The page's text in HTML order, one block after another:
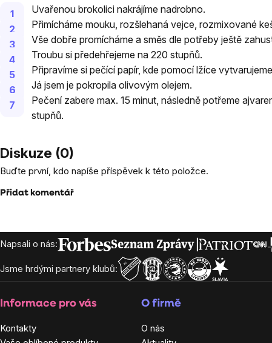
Uvařenou brokolici nakrájíme nadrobno.
Přimícháme mouku, rozšlehaná vejce, rozmixované
Vše dobře promícháme a směs dle potřeby ještě
Troubu si předehřejeme na 220 stupňů.
Připravíme si pečící papír, kde pomocí lžíce
Já jsem je pokropila olivovým olejem.
Pečení zabere max. 15 minut, následně potřeme
stupňů.
Diskuze (0)
Buďte první, kdo napíše příspěvek k této položce.
Přidat komentář
Zápatí
Napsali o nás:
Jsme hrdými partnery klubů:
Informace pro vás
Kontakty
O firmě
O nás